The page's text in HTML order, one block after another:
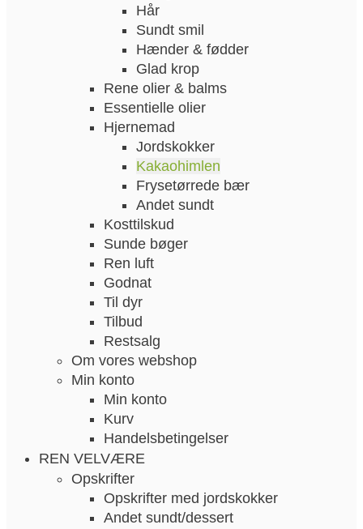
Hår
Sundt smil
Hænder & fødder
Glad krop
Rene olier & balms
Essentielle olier
Hjernemad
Jordskokker
Kakaohimlen
Frysetørrede bær
Andet sundt
Kosttilskud
Sunde bøger
Ren luft
Godnat
Til dyr
Tilbud
Restsalg
Om vores webshop
Min konto
Min konto
Kurv
Handelsbetingelser
REN VELVÆRE
Opskrifter
Opskrifter med jordskokker
Andet sundt/dessert